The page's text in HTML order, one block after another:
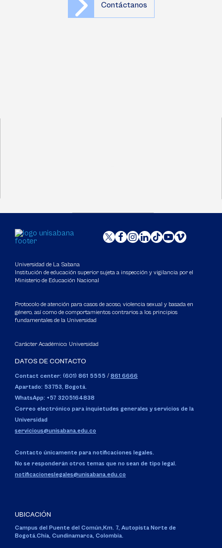
Contáctanos
Universidad de La Sabana
Institución de educación superior sujeta a inspección y vigilancia por el
Ministerio de Educación Nacional
Protocolo de atención para casos de acoso, violencia sexual y basada en
género, así como de comportamientos contrarios a los principios
fundamentales de la Universidad
Carácter Académico: Universidad
DATOS DE CONTACTO
Contact center: (601) 861 5555 / 861 6666
Apartado: 53753, Bogotá.
WhatsApp: +57 3205164838
Correo electrónico para inquietudes generales y servicios de la
Universidad
servicious@unisabana.edu.co
Contacto únicamente para notificaciones legales.
No se responderán otros temas que no sean de tipo legal.
notificacioneslegales@unisabana.edu.co
UBICACIÓN
Campus del Puente del Común,Km. 7, Autopista Norte de
Bogotá.Chía, Cundinamarca, Colombia.